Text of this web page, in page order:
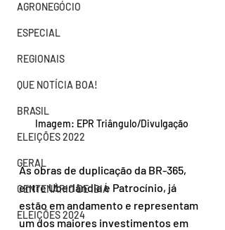
AGRONEGÓCIO
ESPECIAL
REGIONAIS
QUE NOTÍCIA BOA!
BRASIL
ELEIÇÕES 2022
GERAL
CENTENÁRIO DE IBIÁ
ELEIÇÕES 2024
Imagem: EPR Triângulo/Divulgação
As obras de duplicação da BR-365,
entre Uberlândia e Patrocínio, já
estão em andamento e representam
um dos maiores investimentos em